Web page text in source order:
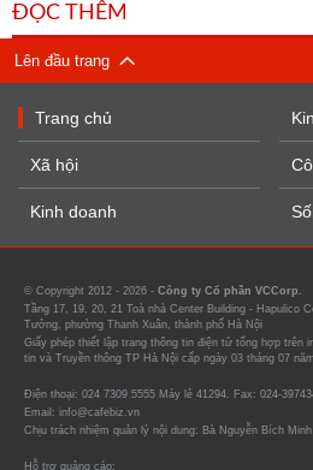
ĐỌC THÊM
Lên đầu trang
Trang chủ
Xã hội
Kinh doanh
© Copyright 2012 - 2026 - Công ty Cổ phần VCCorp.
Tầng 17, 19, 20, 21 Toà nhà Center Building - Hapulico
Tưởng, phường Thanh Xuân, thành phố Hà Nội
Giấy phép thiết lập trang thông tin điện tử tổng hợp trên
tin và Truyền thông TP Hà Nội cấp ngày 03 tháng 07
Điện thoại: 024 7309 5555 Máy lẻ 41294. Fax: 024-
Email: info@cafebiz.vn
Chịu trách nhiệm quản lý nội dung: Bà Nguyễn Bích Minh
Hỗ trợ quảng cáo: